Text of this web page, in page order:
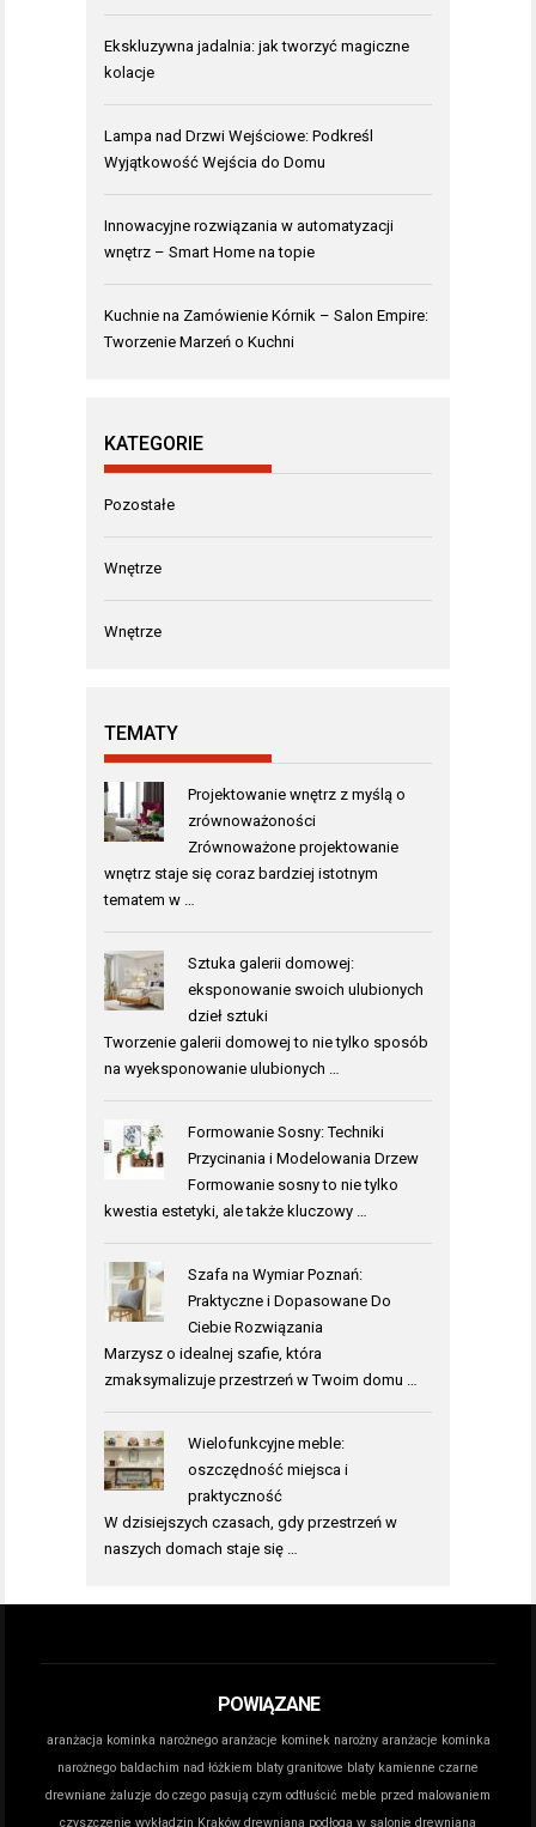
Ekskluzywna jadalnia: jak tworzyć magiczne
kolacje
Lampa nad Drzwi Wejściowe: Podkreśl
Wyjątkowość Wejścia do Domu
Innowacyjne rozwiązania w automatyzacji
wnętrz – Smart Home na topie
Kuchnie na Zamówienie Kórnik – Salon Empire:
Tworzenie Marzeń o Kuchni
KATEGORIE
Pozostałe
Wnętrze
Wnętrze
TEMATY
Projektowanie wnętrz z myślą o
zrównoważoności
Zrównoważone projektowanie
wnętrz staje się coraz bardziej istotnym
tematem w …
Sztuka galerii domowej:
eksponowanie swoich ulubionych
dzieł sztuki
Tworzenie galerii domowej to nie tylko sposób
na wyeksponowanie ulubionych …
Formowanie Sosny: Techniki
Przycinania i Modelowania Drzew
Formowanie sosny to nie tylko
kwestia estetyki, ale także kluczowy …
Szafa na Wymiar Poznań:
Praktyczne i Dopasowane Do
Ciebie Rozwiązania
Marzysz o idealnej szafie, która
zmaksymalizuje przestrzeń w Twoim domu …
Wielofunkcyjne meble:
oszczędność miejsca i
praktyczność
W dzisiejszych czasach, gdy przestrzeń w
naszych domach staje się …
POWIĄZANE
aranżacja kominka narożnego aranżacje kominek narożny aranżacje kominka
narożnego baldachim nad łóżkiem blaty granitowe blaty kamienne czarne
drewniane żaluzje do czego pasują czym odtłuścić meble przed malowaniem
czyszczenie wykładzin Kraków drewniana podłoga w salonie drewniana